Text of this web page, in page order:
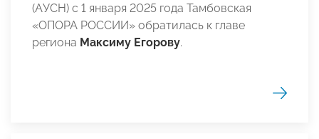
(АУСН) с 1 января 2025 года Тамбовская
«ОПОРА РОССИИ» обратилась к главе
региона Максиму Егорову.